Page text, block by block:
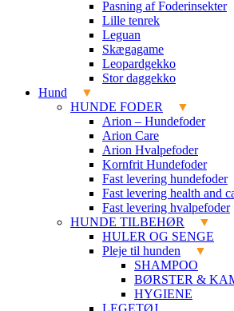
Pasning af Foderinsekter
Lille tenrek
Leguan
Skægagame
Leopardgekko
Stor daggekko
Hund
HUNDE FODER
Arion – Hundefoder
Arion Care
Arion Hvalpefoder
Kornfrit Hundefoder
Fast levering hundefoder
Fast levering health and
Fast levering hvalpefoder
HUNDE TILBEHØR
HULER OG SENGE
Pleje til hunden
SHAMPOO
BØRSTER &
HYGIENE
LEGETØJ